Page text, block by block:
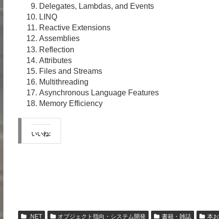
Delegates, Lambdas, and Events
LINQ
Reactive Extensions
Assemblies
Reflection
Attributes
Files and Streams
Multithreading
Asynchronous Language Features
Memory Efficiency
いいね:
.NET オブジェクト指向・システム開発 書籍・雑誌 本